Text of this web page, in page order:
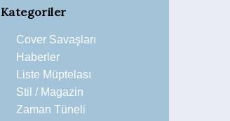
Kategoriler
Cover Savaşları
Haberler
Liste Müptelası
Stil / Magazin
Zaman Tüneli